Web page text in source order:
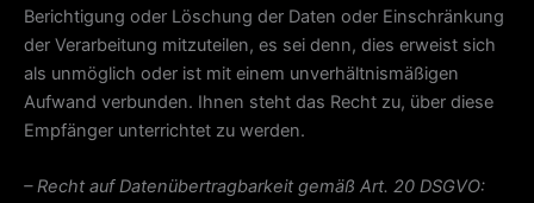
Berichtigung oder Löschung der Daten oder Einschränkung
der Verarbeitung mitzuteilen, es sei denn, dies erweist sich
als unmöglich oder ist mit einem unverhältnismäßigen
Aufwand verbunden. Ihnen steht das Recht zu, über diese
Empfänger unterrichtet zu werden.
– Recht auf Datenübertragbarkeit gemäß Art. 20 DSGVO: